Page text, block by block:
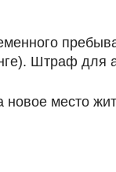
Штраф для
место